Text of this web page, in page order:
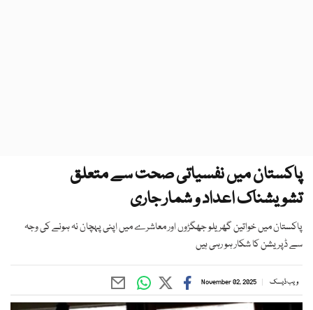
پاکستان میں نفسیاتی صحت سے متعلق
تشویشناک اعداد و شمار جاری
پاکستان میں خواتین گھریلو جھگڑوں اور معاشرے میں اپنی پہچان نہ ہونے کی وجہ
سے ڈپریشن کا شکار ہو رہی ہیں
ویب ڈیسک November 02, 2025